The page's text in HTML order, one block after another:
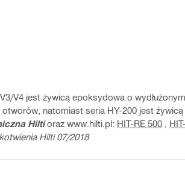
V4 jest żywicą epoksydowa o
natomiast seria HY-200 jest
Hiltioraz www.hilti.pl: HIT-RE 500
Hilti 07/2018